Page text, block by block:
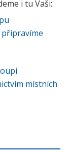
i tu Vaši:
místních